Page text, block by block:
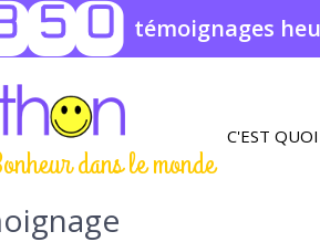
témoignages
dans le monde
C'EST